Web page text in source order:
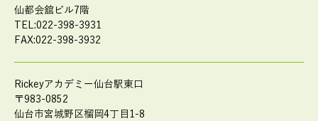
仙都会舘ビル7階
TEL:022-398-3931
FAX:022-398-3932
Rickeyアカデミー仙台駅東口
〒983-0852
仙台市宮城野区榴岡4丁目1-8